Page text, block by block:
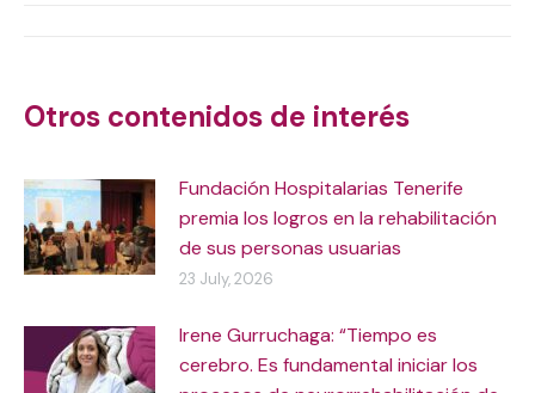
Otros contenidos de interés
Fundación Hospitalarias Tenerife
premia los logros en la rehabilitación
de sus personas usuarias
23 July, 2026
Irene Gurruchaga: “Tiempo es
cerebro. Es fundamental iniciar los